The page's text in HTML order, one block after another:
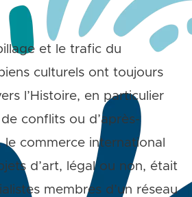
et le trafic du
culturels ont toujours
l’Histoire, en particulier
conflits ou d’après-
le commerce international
d’art, légal ou non, était
membres d’un réseau